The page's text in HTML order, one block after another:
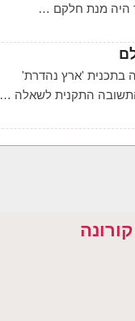
היה מנת חלקם …
בתכנית 'ארץ נהדרת'
התשובה התקנית לשאלה …